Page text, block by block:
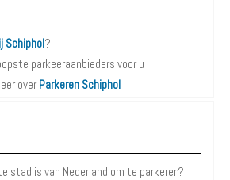
Schiphol?
parkeeraanbieders voor u
over Parkeren Schiphol
stad is van Nederland om te parkeren?